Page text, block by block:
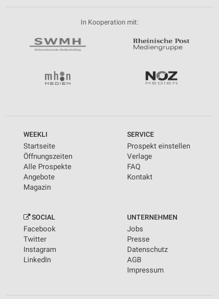
In Kooperation mit:
WEEKLI
Startseite
Öffnungszeiten
Alle Prospekte
Angebote
Magazin
SERVICE
Prospekt einstellen
Verlage
FAQ
Kontakt
SOCIAL
Facebook
Twitter
Instagram
LinkedIn
UNTERNEHMEN
Jobs
Presse
Datenschutz
AGB
Impressum